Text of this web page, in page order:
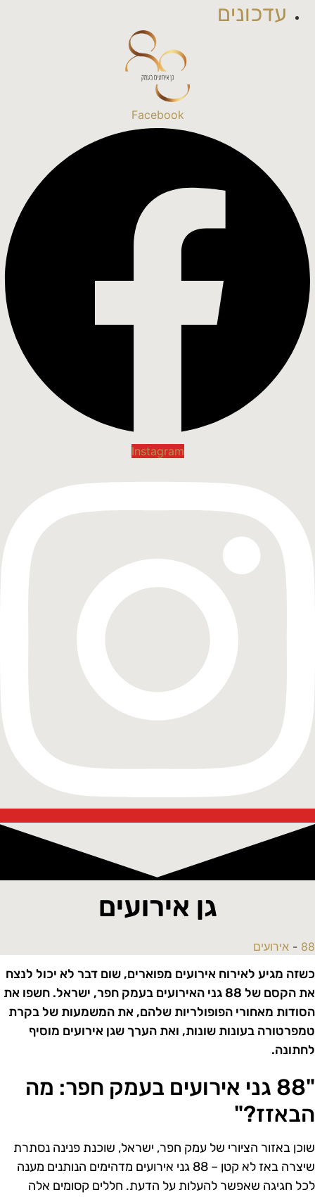
עדכונים
Facebook
Instagram
גן אירועים
- אירועים
מגיע לאירוח אירועים מפוארים, שום דבר לא יכול לנצח
את הקסם של 88 גני האירועים בעמק חפר, ישראל. חשפו את
מאחורי הפופולריות שלהם, את המשמעות של בקרת
בעונות שונות, ואת הערך שגן אירועים מוסיף
"88 גני אירועים בעמק חפר: מה
באזור הציורי של עמק חפר, ישראל, שוכנת פנינה נסתרת
שיצרה באז לא קטן – 88 גני אירועים מדהימים הנותנים מענה
חגיגה שאפשר להעלות על הדעת. חללים קסומים אלה